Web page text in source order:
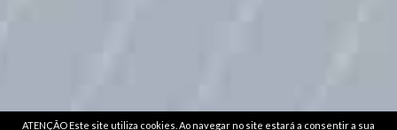
Salsichas
ATENÇÃO Este site utiliza cookies. Ao navegar no site estará a consentir a sua